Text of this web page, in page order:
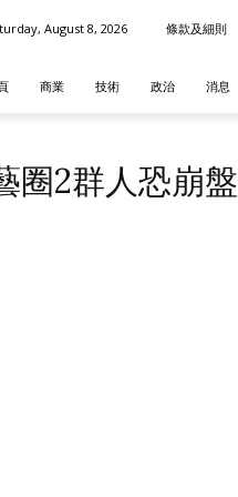
August 8, 2026 條款及細則
商業 技術 政治 消息
圈2群人恐崩盤